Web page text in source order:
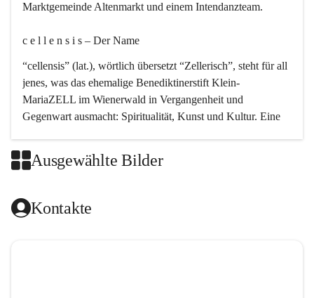
Marktgemeinde Altenmarkt und einem Intendanzteam.
c e l l e n s i s – Der Name
“cellensis” (lat.), wörtlich übersetzt “Zellerisch”, steht für all
jenes, was das ehemalige Benediktinerstift Klein-
MariaZELL im Wienerwald in Vergangenheit und
Gegenwart ausmacht: Spiritualität, Kunst und Kultur. Eine
Kirchenmusik, dem kunstvollen Lob Gottes.
Das kirchenmusikalische Festival Cellensis wird seit dem
Ausgewählte Bilder
Kontakte